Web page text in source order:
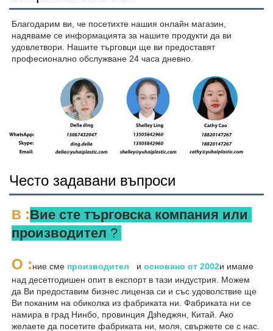
Благодарим ви, че посетихте нашия онлайн магазин,
надяваме се информацията за нашите продукти да ви
удовлетвори. Нашите търговци ще ви предоставят
професионално обслужване 24 часа дневно.
Често задавани въпроси
В :Вие сте търговска компания или
производител ?
О :ние сме производител и основано от 2002и имаме
над десетгодишен опит в експорт в тази индустрия. Можем
да Ви предоставим бизнес лиценза си и със удоволствие ще
Ви поканим на обиколка из фабриката ни. Фабриката ни се
намира в град Нинбо, провинция Дзheджян, Китай. Ако
желаете да посетите фабриката ни, моля, свържете се с нас.